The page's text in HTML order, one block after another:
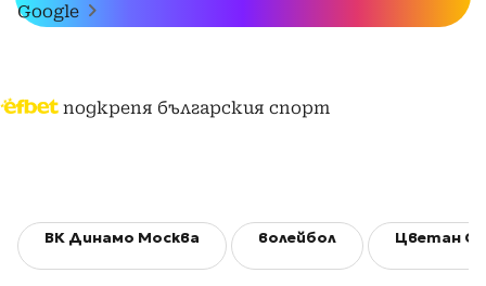
Google
подкрепя българския спорт
ВК Динамо Москва волейбол Цветан